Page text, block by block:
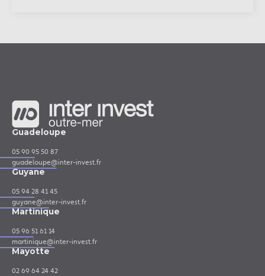
Guadeloupe
05 90 95 50 87
guadeloupe@inter-invest.fr
Guyane
05 94 28 41 45
guyane@inter-invest.fr
Martinique
05 96 51 61 14
martinique@inter-invest.fr
Mayotte
02 69 64 24 42